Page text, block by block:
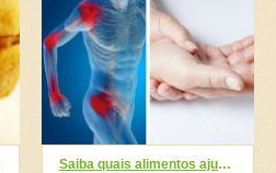
Saiba quais alimentos ajudam a regenerar as cartilagens